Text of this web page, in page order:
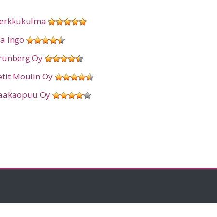
Ingo
Oy
Moulin Oy
Oy